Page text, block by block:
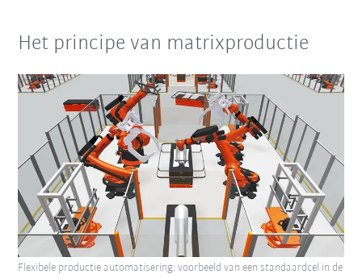
Het principe van matrixproductie
Flexibele productie automatisering: voorbeeld van een standaardcel in de